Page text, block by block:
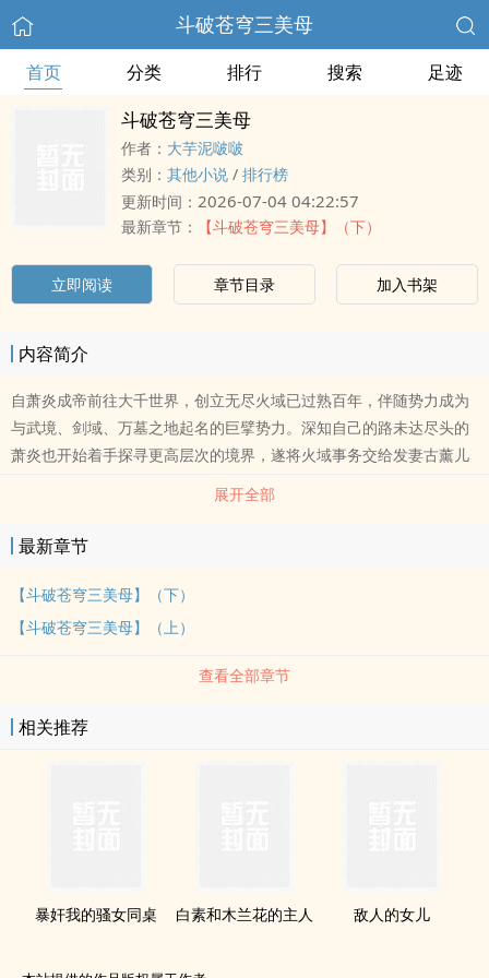
斗破苍穹三美母
首页 分类 排行 搜索 足迹
斗破苍穹三美母
作者： 大芋泥啵啵
类别： 其他小说 / 排行榜
更新时间： 2026-07-04 04:22:57
最新章节： 【斗破苍穹三美母】（下）
立即阅读 章节目录 加入书架
内容简介
自萧炎成帝前往大千世界，创立无尽火域已过熟百年，伴随势力成为
与武境、剑域、万墓之地起名的巨擘势力。深知自己的路未达尽头的
萧炎也开始着手探寻更高层次的境界，遂将火域事务交给发妻古薰儿
与彩鳞打理，独自前往大千世界探寻关于晋升的契机。
展开全部
最新章节
【斗破苍穹三美母】（下）
【斗破苍穹三美母】（上）
查看全部章节
相关推荐
暴奸我的骚女同桌 白素和木兰花的主人 敌人的女儿